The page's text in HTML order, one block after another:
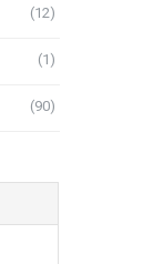
(12)
(1)
(90)